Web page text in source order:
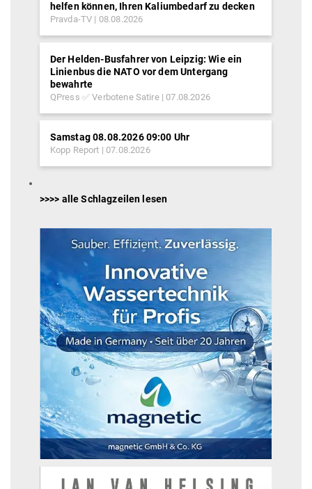
helfen können, Ihren Kaliumbedarf zu decken
Pravda-TV 08.08.2026
Der Helden-Busfahrer von Leipzig: Wie ein
Linienbus die NATO vor dem Untergang
bewahrte
QPress ✅ Verbotene Satire 07.08.2026
Samstag 08.08.2026 09:00 Uhr
Kopp Report 07.08.2026
>>>> alle Schlagzeilen lesen